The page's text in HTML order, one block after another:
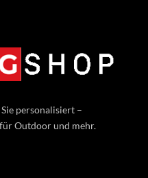
personalisiert –
Outdoor und mehr.